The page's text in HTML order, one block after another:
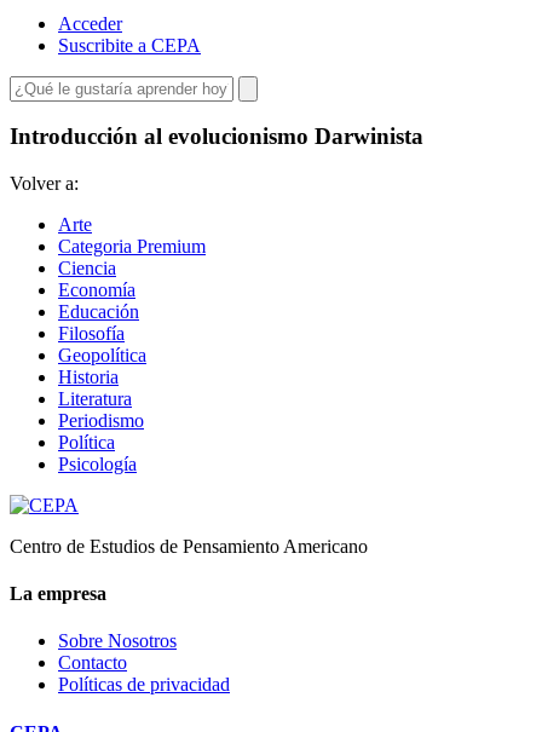
Acceder
Suscribite a CEPA
Introducción al evolucionismo Darwinista
Volver a:
Arte
Categoria Premium
Ciencia
Economía
Educación
Filosofía
Geopolítica
Historia
Literatura
Periodismo
Política
Psicología
Centro de Estudios de Pensamiento Americano
La empresa
Sobre Nosotros
Contacto
Políticas de privacidad